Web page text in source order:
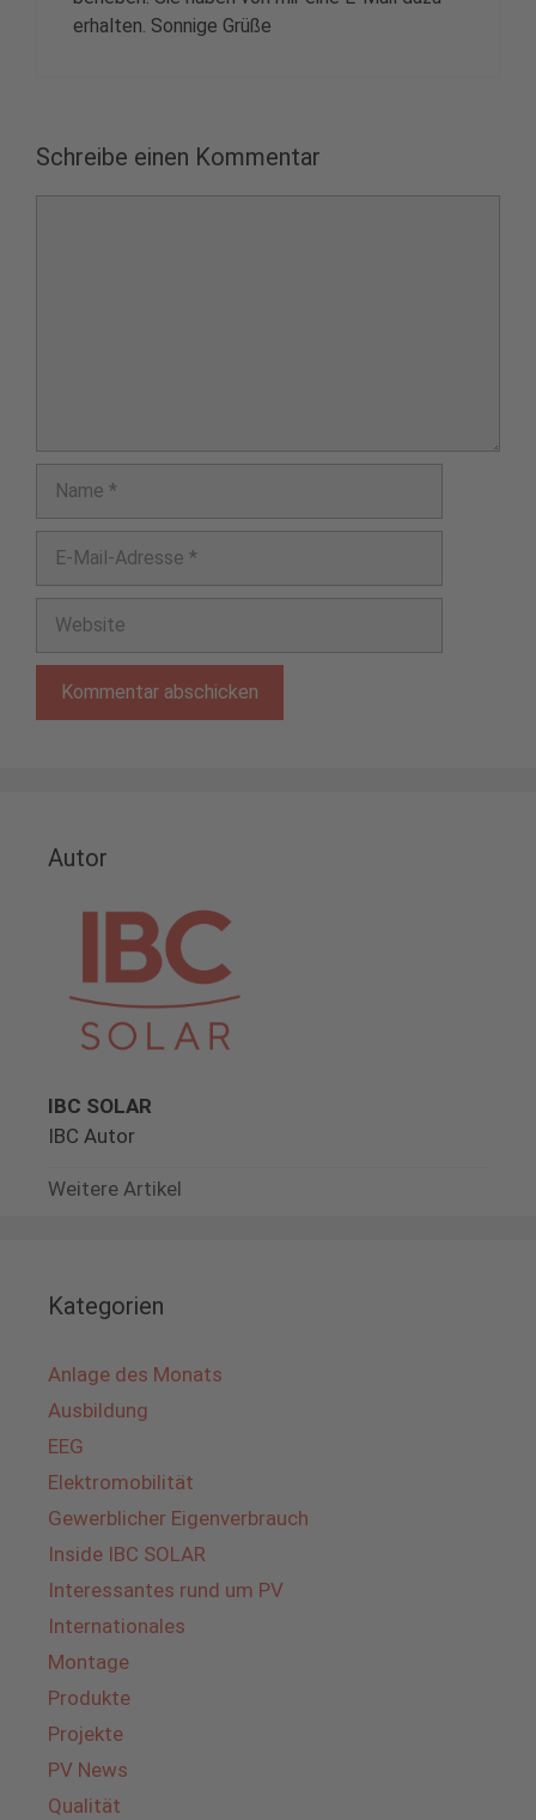
erhalten. Sonnige Grüße
Schreibe einen Kommentar
Adresse
Autor
IBC SOLAR
IBC Autor
Weitere Artikel
Kategorien
Anlage des Monats
Ausbildung
EEG
Elektromobilität
Gewerblicher Eigenverbrauch
Inside IBC SOLAR
Interessantes rund um PV
Internationales
Montage
Produkte
Projekte
PV News
Qualität